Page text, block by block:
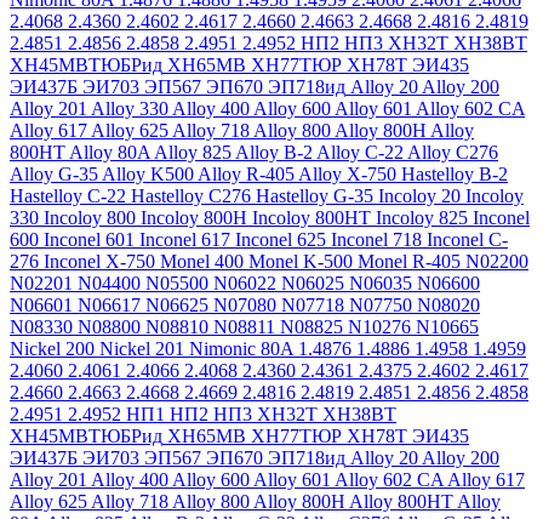
2.4068 2.4360 2.4602 2.4617 2.4660 2.4663 2.4668 2.4816 2.4819
2.4851 2.4856 2.4858 2.4951 2.4952 НП2 НП3 ХН32Т ХН38ВТ
ХН45МВТЮБРид ХН65МВ ХН77ТЮР ХН78Т ЭИ435
ЭИ437Б ЭИ703 ЭП567 ЭП670 ЭП718ид Alloy 20 Alloy 200
Alloy 201 Alloy 330 Alloy 400 Alloy 600 Alloy 601 Alloy 602 CA
Alloy 617 Alloy 625 Alloy 718 Alloy 800 Alloy 800H Alloy
800HT Alloy 80A Alloy 825 Alloy B-2 Alloy C-22 Alloy C276
Alloy G-35 Alloy K500 Alloy R-405 Alloy X-750 Hastelloy B-2
Hastelloy C-22 Hastelloy C276 Hastelloy G-35 Incoloy 20 Incoloy
330 Incoloy 800 Incoloy 800H Incoloy 800HT Incoloy 825 Inconel
600 Inconel 601 Inconel 617 Inconel 625 Inconel 718 Inconel C-
276 Inconel X-750 Monel 400 Monel K-500 Monel R-405 N02200
N02201 N04400 N05500 N06022 N06025 N06035 N06600
N06601 N06617 N06625 N07080 N07718 N07750 N08020
N08330 N08800 N08810 N08811 N08825 N10276 N10665
Nickel 200 Nickel 201 Nimonic 80A 1.4876 1.4886 1.4958 1.4959
2.4060 2.4061 2.4066 2.4068 2.4360 2.4361 2.4375 2.4602 2.4617
2.4660 2.4663 2.4668 2.4669 2.4816 2.4819 2.4851 2.4856 2.4858
2.4951 2.4952 НП1 НП2 НП3 ХН32Т ХН38ВТ
ХН45МВТЮБРид ХН65МВ ХН77ТЮР ХН78Т ЭИ435
ЭИ437Б ЭИ703 ЭП567 ЭП670 ЭП718ид Alloy 20 Alloy 200
Alloy 201 Alloy 400 Alloy 600 Alloy 601 Alloy 602 CA Alloy 617
Alloy 625 Alloy 718 Alloy 800 Alloy 800H Alloy 800HT Alloy